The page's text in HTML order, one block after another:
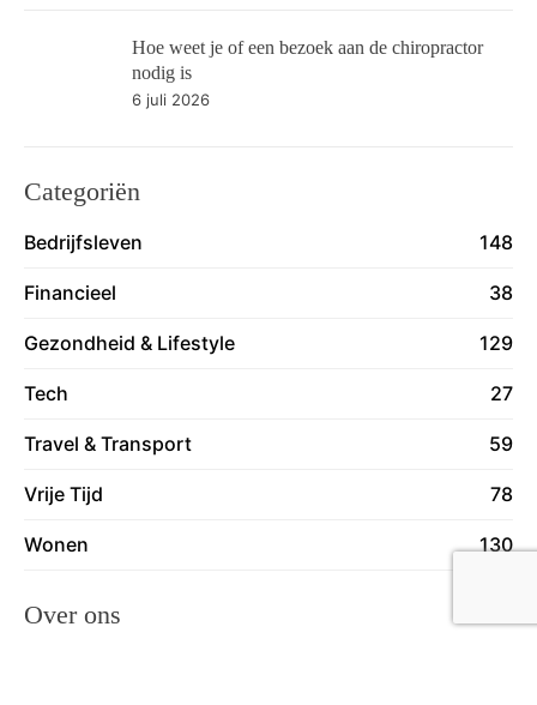
Hoe weet je of een bezoek aan de chiropractor
nodig is
6 juli 2026
Categoriën
Bedrijfsleven 148
Financieel 38
Gezondheid & Lifestyle 129
Tech 27
Travel & Transport 59
Vrije Tijd 78
Wonen 130
Over ons